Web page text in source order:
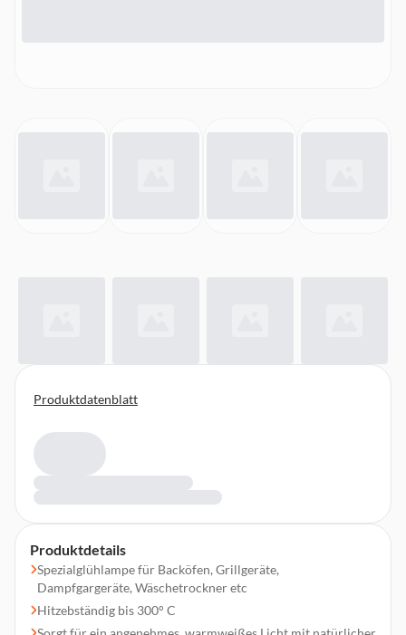
Produktdetails
Spezialglühlampe für Backöfen, Grillgeräte,
Dampfgargeräte, Wäschetrockner etc
Hitzebständig bis 300° C
Produktdatenblatt